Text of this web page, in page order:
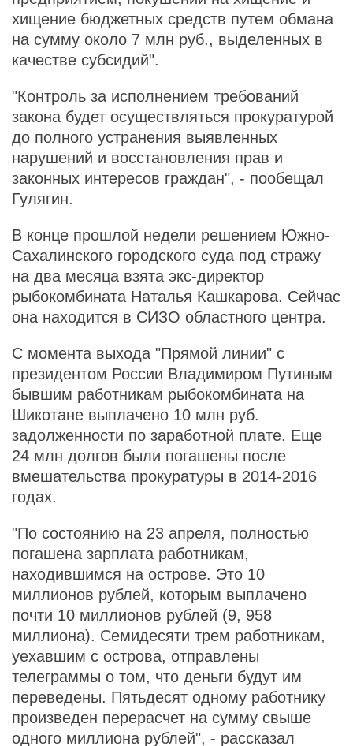
хищение бюджетных средств путем обмана
на сумму около 7 млн руб., выделенных в
качестве субсидий".
"Контроль за исполнением требований
закона будет осуществляться прокуратурой
до полного устранения выявленных
нарушений и восстановления прав и
законных интересов граждан", - пообещал
Гулягин.
В конце прошлой недели решением Южно-
Сахалинского городского суда под стражу
на два месяца взята экс-директор
рыбокомбината Наталья Кашкарова. Сейчас
она находится в СИЗО областного центра.
С момента выхода "Прямой линии" с
президентом России Владимиром Путиным
бывшим работникам рыбокомбината на
Шикотане выплачено 10 млн руб.
задолженности по заработной плате. Еще
24 млн долгов были погашены после
вмешательства прокуратуры в 2014-2016
годах.
"По состоянию на 23 апреля, полностью
погашена зарплата работникам,
находившимся на острове. Это 10
миллионов рублей, которым выплачено
почти 10 миллионов рублей (9, 958
миллиона). Семидесяти трем работникам,
уехавшим с острова, отправлены
телеграммы о том, что деньги будут им
переведены. Пятьдесят одному работнику
произведен перерасчет на сумму свыше
одного миллиона рублей", - рассказал